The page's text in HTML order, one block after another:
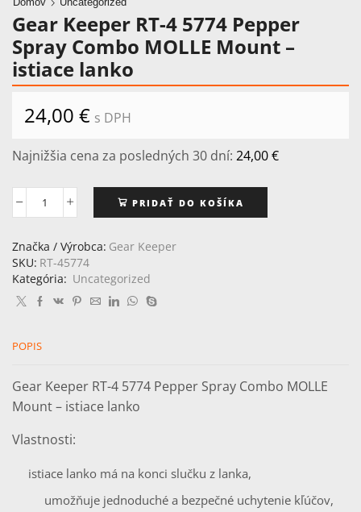
Gear Keeper RT-4 5774 Pepper
Spray Combo MOLLE Mount –
istiace lanko
24,00 € s DPH
Najnižšia cena za posledných 30 dní: 24,00€
množstvo
Keeper
RT-
4
Pepper
-
istiace
PRIDAŤ DO KOŠÍKA
Značka / Výrobca: Gear Keeper
SKU: RT-45774
Kategória: Uncategorized
POPIS
Gear Keeper RT-4 5774 Pepper Spray Combo MOLLE
Mount – istiace lanko
Vlastnosti:
istiace lanko má na konci slučku z lanka,
umožňuje jednoduché a bezpečné uchytenie kľúčov,